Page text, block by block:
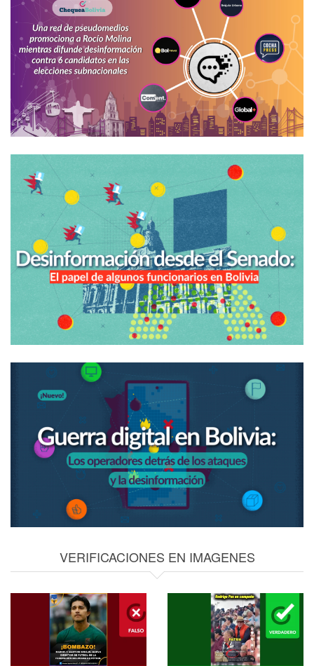
Ciudadana
se
vacunaron
fuera
del
rango
de
edad
VERIFICACIONES EN IMAGENES